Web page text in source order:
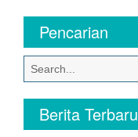
Pencarian
Berita Terbaru